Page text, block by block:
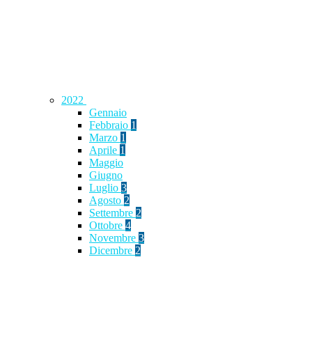
2022
Gennaio
Febbraio 1
Marzo 1
Aprile 1
Maggio
Giugno
Luglio 3
Agosto 2
Settembre 2
Ottobre 4
Novembre 3
Dicembre 2